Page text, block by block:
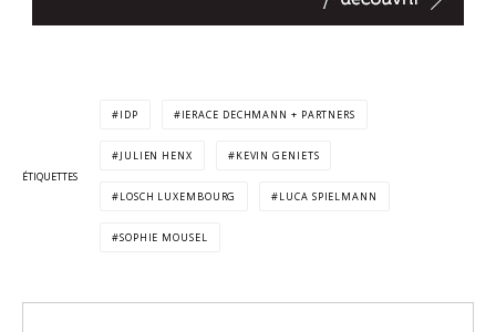
ÉTIQUETTES
IDP IERACE DECHMANN + PARTNERS
JULIEN HENX KEVIN GENIETS
LOSCH LUXEMBOURG LUCA SPIELMANN
SOPHIE MOUSEL